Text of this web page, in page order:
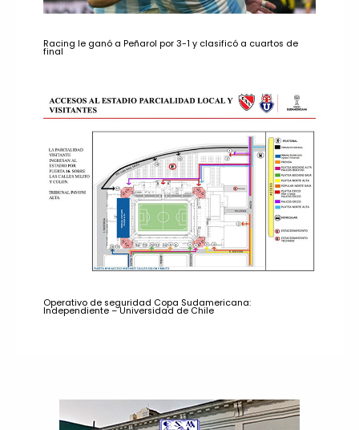
Racing le ganó a Peñarol por 3-1 y clasificó a cuartos de
final
Operativo de seguridad Copa Sudamericana:
Independiente – Universidad de Chile